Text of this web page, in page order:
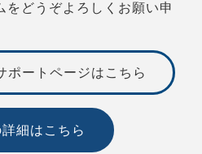
をどうぞよろしくお願い申
ポートページはこちら
細はこちら